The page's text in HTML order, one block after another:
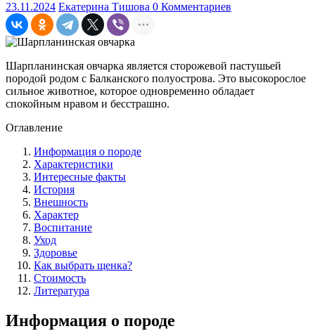
23.11.2024 Екатерина Тишова 0 Комментариев
Шарпланинская овчарка является сторожевой пастушьей
породой родом с Балканского полуострова. Это высокорослое
сильное животное, которое одновременно обладает
спокойным нравом и бесстрашно.
Оглавление
Информация о породе
Характеристики
Интересные факты
История
Внешность
Характер
Воспитание
Уход
Здоровье
Как выбрать щенка?
Стоимость
Литература
Информация о породе